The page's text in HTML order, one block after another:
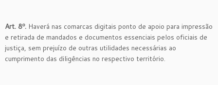
Art. 8º. Haverá nas comarcas digitais ponto de apoio para impressão
e retirada de mandados e documentos essenciais pelos oficiais de
justiça, sem prejuízo de outras utilidades necessárias ao
cumprimento das diligências no respectivo território.